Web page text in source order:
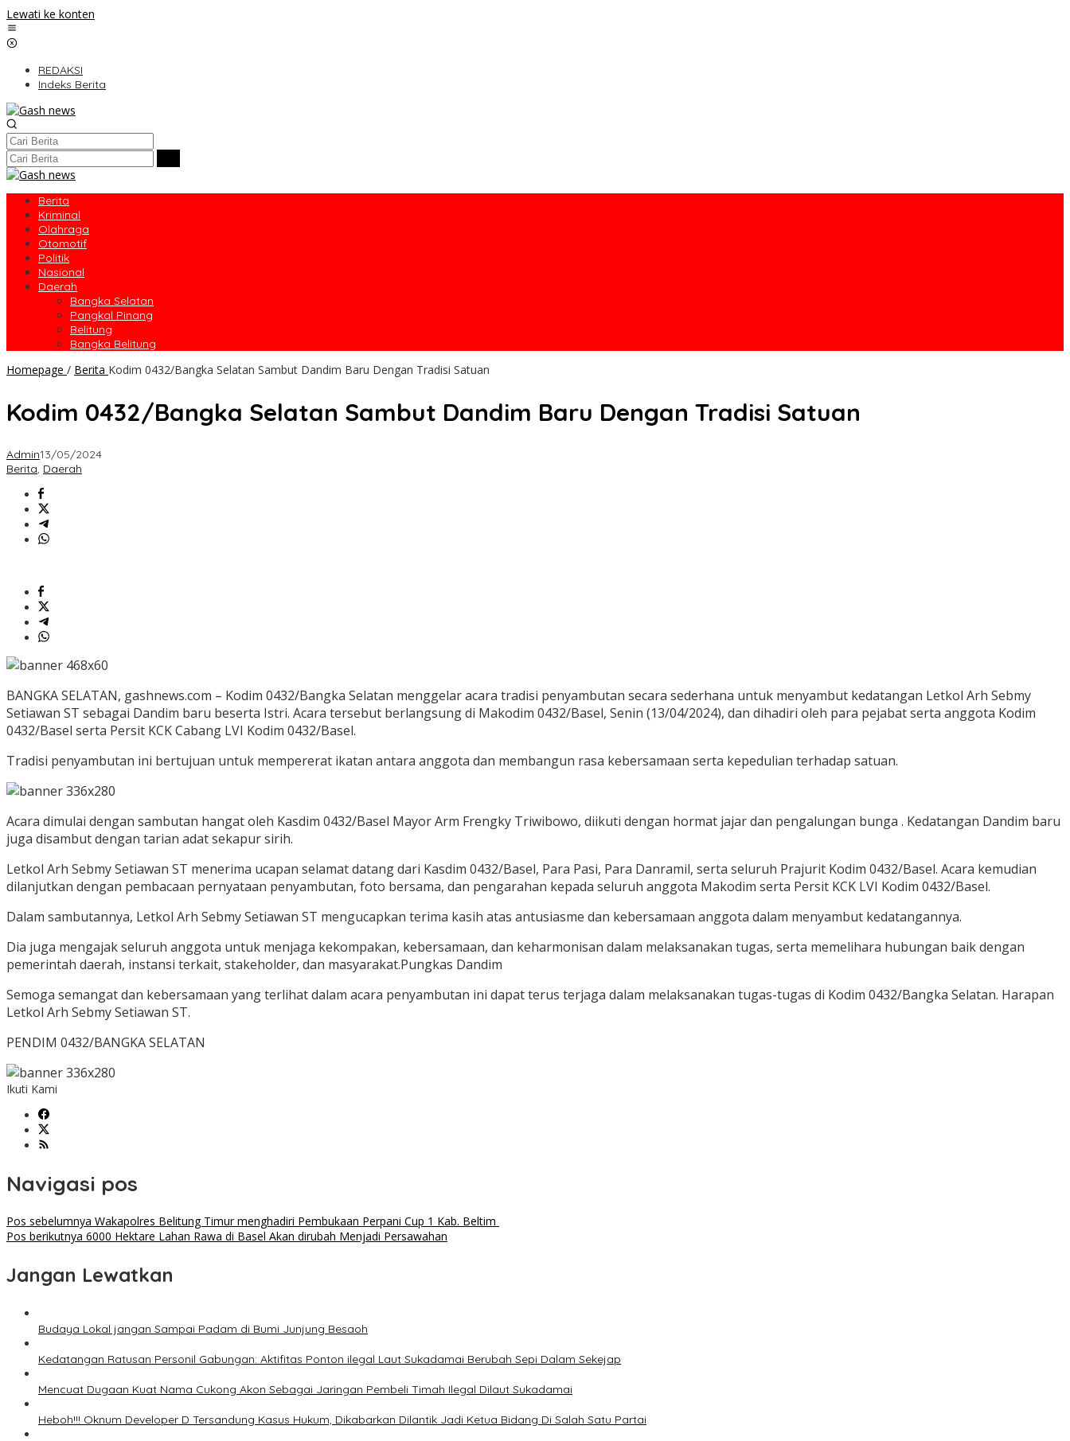
Lewati ke konten
REDAKSI
Indeks Berita
Berita
Kriminal
Olahraga
Otomotif
Politik
Nasional
Daerah
Bangka Selatan
Pangkal Pinang
Belitung
Bangka Belitung
Homepage / Berita Kodim 0432/Bangka Selatan Sambut Dandim Baru Dengan Tradisi Satuan
Kodim 0432/Bangka Selatan Sambut Dandim Baru Dengan Tradisi Satuan
Admin13/05/2024
Berita, Daerah
BANGKA SELATAN, gashnews.com – Kodim 0432/Bangka Selatan menggelar acara tradisi penyambutan secara sederhana untuk menyambut kedatangan Letkol Arh Sebmy
Setiawan ST sebagai Dandim baru beserta Istri. Acara tersebut berlangsung di Makodim 0432/Basel, Senin (13/04/2024), dan dihadiri oleh para pejabat serta anggota Kodim
0432/Basel serta Persit KCK Cabang LVI Kodim 0432/Basel.
Tradisi penyambutan ini bertujuan untuk mempererat ikatan antara anggota dan membangun rasa kebersamaan serta kepedulian terhadap satuan.
Acara dimulai dengan sambutan hangat oleh Kasdim 0432/Basel Mayor Arm Frengky Triwibowo, diikuti dengan hormat jajar dan pengalungan bunga . Kedatangan Dandim baru
juga disambut dengan tarian adat sekapur sirih.
Letkol Arh Sebmy Setiawan ST menerima ucapan selamat datang dari Kasdim 0432/Basel, Para Pasi, Para Danramil, serta seluruh Prajurit Kodim 0432/Basel. Acara kemudian
dilanjutkan dengan pembacaan pernyataan penyambutan, foto bersama, dan pengarahan kepada seluruh anggota Makodim serta Persit KCK LVI Kodim 0432/Basel.
Dalam sambutannya, Letkol Arh Sebmy Setiawan ST mengucapkan terima kasih atas antusiasme dan kebersamaan anggota dalam menyambut kedatangannya.
Dia juga mengajak seluruh anggota untuk menjaga kekompakan, kebersamaan, dan keharmonisan dalam melaksanakan tugas, serta memelihara hubungan baik dengan
pemerintah daerah, instansi terkait, stakeholder, dan masyarakat.Pungkas Dandim
Semoga semangat dan kebersamaan yang terlihat dalam acara penyambutan ini dapat terus terjaga dalam melaksanakan tugas-tugas di Kodim 0432/Bangka Selatan. Harapan
Letkol Arh Sebmy Setiawan ST.
PENDIM 0432/BANGKA SELATAN
Ikuti Kami
Navigasi pos
Pos sebelumnya Wakapolres Belitung Timur menghadiri Pembukaan Perpani Cup 1 Kab. Beltim
Pos berikutnya 6000 Hektare Lahan Rawa di Basel Akan dirubah Menjadi Persawahan
Jangan Lewatkan
Budaya Lokal jangan Sampai Padam di Bumi Junjung Besaoh
Kedatangan Ratusan Personil Gabungan: Aktifitas Ponton ilegal Laut Sukadamai Berubah Sepi Dalam Sekejap
Mencuat Dugaan Kuat Nama Cukong Akon Sebagai Jaringan Pembeli Timah Ilegal Dilaut Sukadamai
Heboh!!! Oknum Developer D Tersandung Kasus Hukum, Dikabarkan Dilantik Jadi Ketua Bidang Di Salah Satu Partai